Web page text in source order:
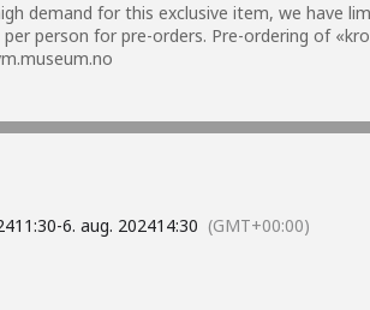
demand for this exclusive item, we have
per person for pre-orders. Pre-ordering of
11:30-6. aug. 202414:30 (GMT+00:00)